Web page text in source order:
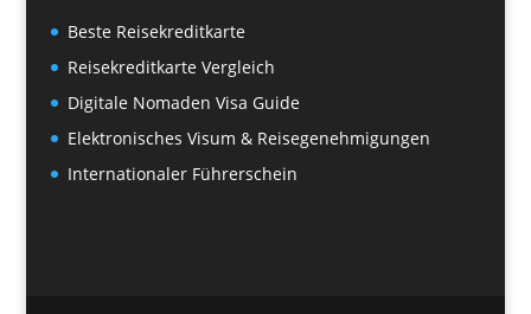
Beste Reisekreditkarte
Reisekreditkarte Vergleich
Digitale Nomaden Visa Guide
Elektronisches Visum & Reisegenehmigungen
Internationaler Führerschein